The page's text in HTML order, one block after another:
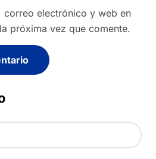
correo electrónico y web en
próxima vez que comente.